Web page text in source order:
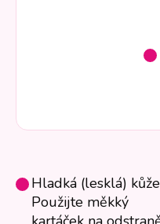
Hladká (lesklá)
Použijte měkký